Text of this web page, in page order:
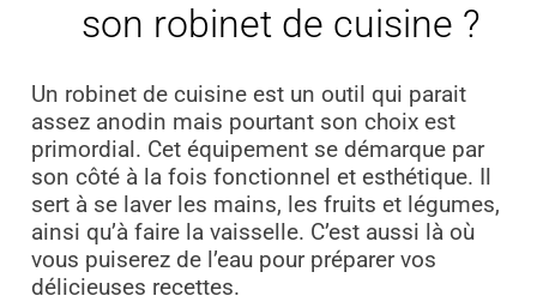
son robinet de cuisine ?
Un robinet de cuisine est un outil qui parait
assez anodin mais pourtant son choix est
primordial. Cet équipement se démarque par
son côté à la fois fonctionnel et esthétique. Il
sert à se laver les mains, les fruits et légumes,
ainsi qu’à faire la vaisselle. C’est aussi là où
vous puiserez de l’eau pour préparer vos
délicieuses recettes.